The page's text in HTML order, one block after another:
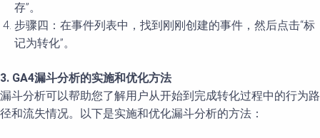
存”。
步骤四：在事件列表中，找到刚刚创建的事件，然后点击“标
记为转化”。
3. GA4漏斗分析的实施和优化方法
漏斗分析可以帮助您了解用户从开始到完成转化过程中的行为路
径和流失情况。以下是实施和优化漏斗分析的方法：